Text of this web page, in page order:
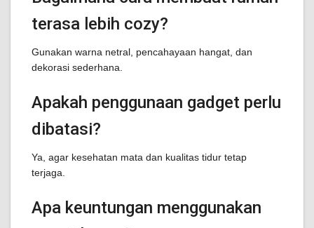
terasa lebih cozy?
Gunakan warna netral, pencahayaan hangat, dan
dekorasi sederhana.
Apakah penggunaan gadget perlu
dibatasi?
Ya, agar kesehatan mata dan kualitas tidur tetap
terjaga.
Apa keuntungan menggunakan